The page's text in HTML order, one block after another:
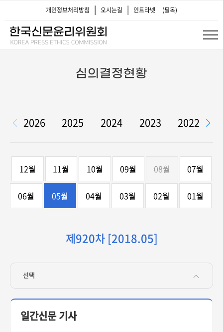
개인정보처리방침 | 오시는길 | 인트라넷 (필독)
심의결정현황
2026 2025 2024 2023 2022
12월 11월 10월 09월 08월 07월
06월 05월 04월 03월 02월 01월
제920차 [2018.05]
선택
일간신문 기사